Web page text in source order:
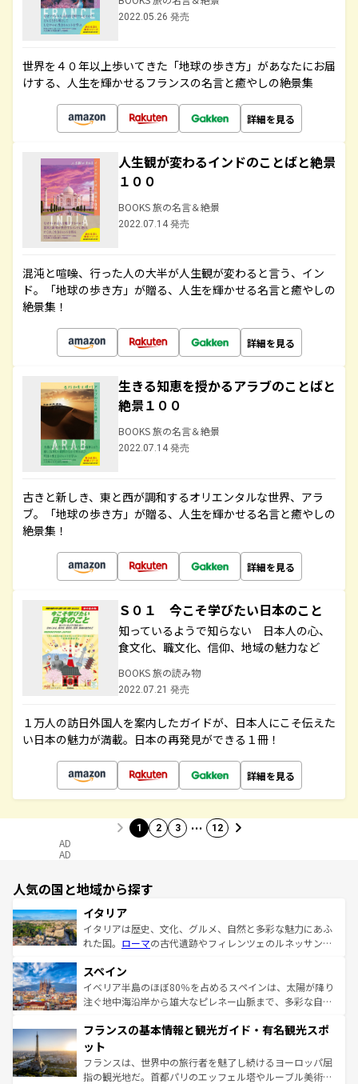
2022.05.26 発売
世界を４０年以上歩いてきた「地球の歩き方」があなたにお届
けする、人生を輝かせるフランスの名言と癒やしの絶景集
詳細を見る
人生観が変わるインドのことばと絶景
１００
BOOKS 旅の名言＆絶景
2022.07.14 発売
混沌と喧噪、行った人の大半が人生観が変わると言う、イン
ド。「地球の歩き方」が贈る、人生を輝かせる名言と癒やしの
絶景集！
詳細を見る
生きる知恵を授かるアラブのことばと
絶景１００
BOOKS 旅の名言＆絶景
2022.07.14 発売
古きと新しき、東と西が調和するオリエンタルな世界、アラ
ブ。「地球の歩き方」が贈る、人生を輝かせる名言と癒やしの
絶景集！
詳細を見る
Ｓ０１ 今こそ学びたい日本のこと
知っているようで知らない 日本人の心、
食文化、職文化、信仰、地域の魅力など
BOOKS 旅の読み物
2022.07.21 発売
１万人の訪日外国人を案内したガイドが、日本人にこそ伝えた
い日本の魅力が満載。日本の再発見ができる１冊！
詳細を見る
1 2 3 … 12
AD
AD
人気の国と地域から探す
イタリア
イタリアは歴史、文化、グルメ、自然と多彩な魅力にあふ
れた国。 ローマの古代遺跡やフィレンツェのルネッサンス
ろん、トスカーナの美しい田園風景やアマルフィ海岸の絶
景など、自然景観も見逃せない。観光の合間には、本場の
ピザやパスタなど、絶品のイタリア料理を堪能することも
ませてくれるイタリアで、忘れられない旅をしてみよう！
なお、新着のイタリア情報は
しい。
スペイン
イベリア半島のほぼ80％を占めるスペインは、太陽が降り
注ぐ地中海沿岸から雄大なピレネー山脈まで、多彩な自然
文化が根付くこの国では、情熱的なフラメンコ、熱気あふ
れる闘牛、そして美味しいタパスが生活の一部となってい
る。首都マドリードの洗練された雰囲気や、バルセロナの
アートに溢れた街角から、地方では古代ローマ遺跡や中世
フランスの基本情報と観光ガイド・有名観光スポ
ット
フランスは、世界中の旅行者を魅了し続けるヨーロッパ屈
指の観光地だ。首都パリのエッフェル塔やルーブル美術館